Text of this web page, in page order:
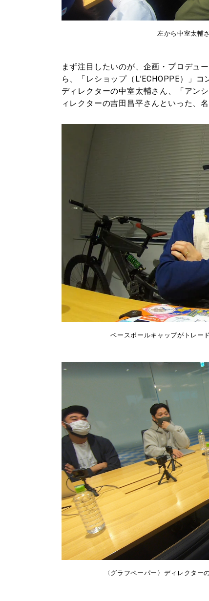
左から中室太輔
まず注目したいのが、企画・プロデュ
ら、「レショップ（L’ECHOPPE）」
ディレクターの中室太輔さん、「アン
ィレクターの吉田昌平さんといった、
ベースボールキャップがトレー
〈グラフペーパー〉ディレクター